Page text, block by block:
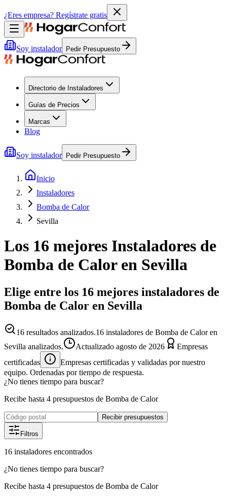
¿Eres empresa? Regístrate gratis
Soy instalador Pedir Presupuesto
Directorio de Instaladores
Guías de Precios
Marcas
Blog
Soy instalador Pedir Presupuesto
Inicio
Instaladores
Bomba de Calor
Sevilla
Los 16 mejores Instaladores de
Bomba de Caloren Sevilla
Elige entre los 16 mejores instaladores de
Bomba de Calor en Sevilla
16 resultados analizados.16 instaladores de Bomba de Calor en
Sevilla analizados.
Actualizado agosto de 2026
Empresas
certificadas
Empresas certificadas y validadas por nuestro
equipo. Ordenadas por tiempo de respuesta.
¿No tienes tiempo para buscar?
Recibe hasta 4 presupuestos de Bomba de Calor
Recibir presupuestos
Filtros
16 instaladores encontrados
¿No tienes tiempo para buscar?
Recibe hasta 4 presupuestos de Bomba de Calor